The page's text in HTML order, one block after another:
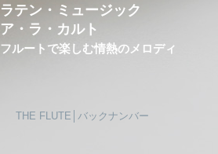
ラテン・ミュージック
ア・ラ・カルト
フルートで楽しむ情熱のメロディ
THE FLUTE│バックナンバー